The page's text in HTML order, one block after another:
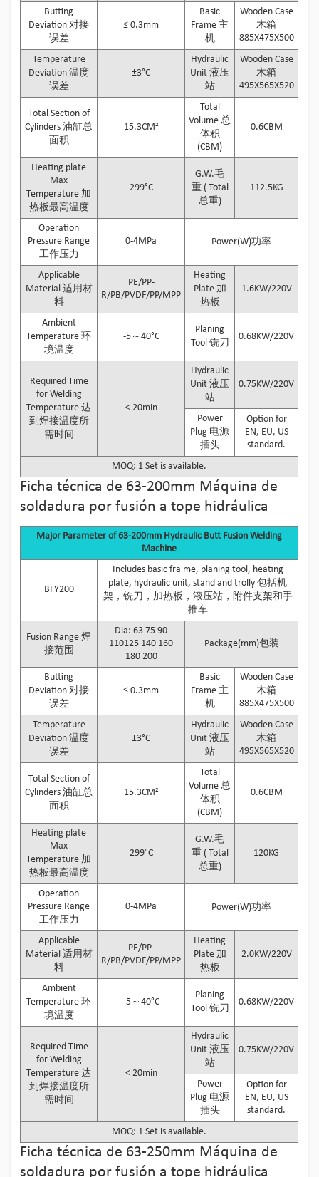
Butting
Deviation 对接
误差
≤ 0.3mm
Basic
Frame 主
机
Wooden Case
木箱
885X475X500
Temperature
Deviation 温度
误差
±3°C
Hydraulic
Unit 液压
站
Wooden Case
木箱
495X565X520
Total Section of
Cylinders 油缸总
面积
15.3CM²
Total
Volume 总
体积
(CBM)
0.6CBM
Heating plate
Max
Temperature 加
热板最高温度
299°C
G.W.毛
重 ( Total
总重)
112.5KG
Operation
Pressure Range
工作压力
0-4MPa Power(W)功率
Applicable
Material 适用材
料
PE/PP-
R/PB/PVDF/PP/MPP
Heating
Plate 加
热板
1.6KW/220V
Ambient
Temperature 环
境温度
-5～40°C
Planing
Tool 铣刀
0.68KW/220V
Required Time
for Welding
Temperature 达
到焊接温度所
需时间
< 20min
Hydraulic
Unit 液压
站
0.75KW/220V
Power
Plug 电源
插头
Option for
EN, EU, US
standard.
MOQ: 1 Set is available.
Ficha técnica de 63-200mm Máquina de
soldadura por fusión a tope hidráulica
Major Parameter of 63-200mm Hydraulic Butt Fusion Welding
Machine
BFY200
Includes basic fra me, planing tool, heating
plate, hydraulic unit, stand and trolly 包括机
架，铣刀，加热板，液压站，附件支架和手
推车
Fusion Range 焊
接范围
Dia: 63 75 90
110125 140 160
180 200
Package(mm)包装
Butting
Deviation 对接
误差
≤ 0.3mm
Basic
Frame 主
机
Wooden Case
木箱
885X475X500
Temperature
Deviation 温度
误差
±3°C
Hydraulic
Unit 液压
站
Wooden Case
木箱
495X565X520
Total Section of
Cylinders 油缸总
面积
15.3CM²
Total
Volume 总
体积
(CBM)
0.6CBM
Heating plate
Max
Temperature 加
热板最高温度
299°C
G.W.毛
重 ( Total
总重)
120KG
Operation
Pressure Range
工作压力
0-4MPa Power(W)功率
Applicable
Material 适用材
料
PE/PP-
R/PB/PVDF/PP/MPP
Heating
Plate 加
热板
2.0KW/220V
Ambient
Temperature 环
境温度
-5～40°C
Planing
Tool 铣刀
0.68KW/220V
Required Time
for Welding
Temperature 达
到焊接温度所
需时间
< 20min
Hydraulic
Unit 液压
站
0.75KW/220V
Power
Plug 电源
插头
Option for
EN, EU, US
standard.
MOQ: 1 Set is available.
Ficha técnica de 63-250mm Máquina de
soldadura por fusión a tope hidráulica